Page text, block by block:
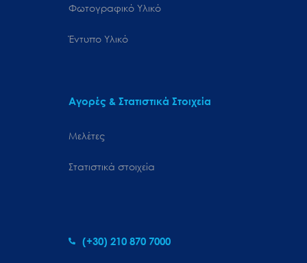
Φωτογραφικό Υλικό
Έντυπο Υλικό
Αγορές & Στατιστικά Στοιχεία
Μελέτες
Στατιστικά στοιχεία
(+30) 210 870 7000